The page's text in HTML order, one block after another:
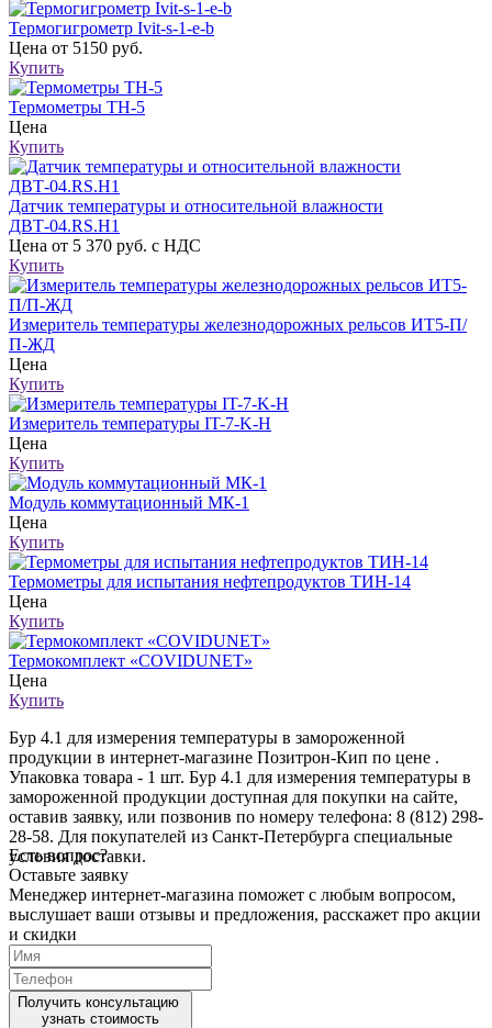
Термогигрометр Ivit-s-1-e-b
Цена от 5150 руб.
Купить
Термометры ТН-5
Цена
Купить
Датчик температуры и относительной влажности
ДВТ-04.RS.Н1
Цена от 5 370 руб. с НДС
Купить
Измеритель температуры железнодорожных рельсов ИТ5-П/
П-ЖД
Цена
Купить
Измеритель температуры IT-7-K-H
Цена
Купить
Модуль коммутационный МК-1
Цена
Купить
Термометры для испытания нефтепродуктов ТИН-14
Цена
Купить
Термокомплект «COVIDUNET»
Цена
Купить
Бур 4.1 для измерения температуры в замороженной
продукции в интернет-магазине Позитрон-Кип по цене .
Упаковка товара - 1 шт. Бур 4.1 для измерения температуры в
замороженной продукции доступная для покупки на сайте,
оставив заявку, или позвонив по номеру телефона: 8 (812) 298-
28-58. Для покупателей из Санкт-Петербурга специальные
условия доставки.
Есть вопрос?
Оставьте заявку
Менеджер интернет-магазина поможет с любым вопросом,
выслушает ваши отзывы и предложения, расскажет про акции
и скидки
Получить консультацию
узнать стоимость